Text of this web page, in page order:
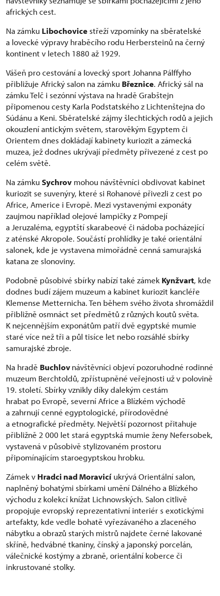
afrických cest.
Na zámku Libochovice střeží vzpomínky na sběratelské
a lovecké výpravy hraběcího rodu Herbersteinů na černý
kontinent v letech 1880 až 1929.
Vášeň pro cestování a lovecký sport Johanna Pálffyho
přibližuje Africký salon na zámku Březnice. Africký sál na
zámku Telč i sezónní výstava na hradě Grabštejn
připomenou cesty Karla Podstatského z Lichtenštejna do
Súdánu a Keni. Sběratelské zájmy šlechtických rodů a jejich
okouzlení antickým světem, starověkým Egyptem či
Orientem dnes dokládají kabinety kuriozit a zámecká
muzea, jež dodnes ukrývají předměty přivezené z cest po
celém světě.
Na zámkuSychrov mohou návštěvníci obdivovat kabinet
kuriozit se suvenýry, které si Rohanové přivezli z cest po
Africe, Americe i Evropě. Mezi vystavenými exponáty
zaujmou například olejové lampičky z Pompejí
a Jeruzaléma, egyptští skarabeové či nádoba pocházející
z aténské Akropole. Součástí prohlídky je také orientální
salonek, kde je vystavena mimořádně cenná samurajská
katana ze slonoviny.
Podobně působivé sbírky nabízí také zámek Kynžvart, kde
dodnes budí zájem muzeum a kabinet kuriozit kancléře
Klemense Metternicha. Ten během svého života shromáždil
přibližně osmnáct set předmětů z různých koutů světa.
K nejcennějším exponátům patří dvě egyptské mumie
staré více než tři a půl tisíce let nebo rozsáhlé sbírky
samurajské zbroje.
Na hradě Buchlovnávštěvníci objeví pozoruhodné rodinné
muzeum Berchtoldů, zpřístupněné veřejnosti už v polovině
19. století. Sbírky vznikly díky dalekým cestám
hrabat po Evropě, severní Africe a Blízkém východě
a zahrnují cenné egyptologické, přírodovědné
a etnografické předměty. Největší pozornost přitahuje
přibližně 2 000 let stará egyptská mumie ženy Nefersobek,
vystavená v působivě stylizovaném prostoru
připomínajícím staroegyptskou hrobku.
Zámek v Hradci nad Moravicí ukrývá Orientální salon,
naplněný bohatými sbírkami umění Dálného a Blízkého
východu z kolekcí knížat Lichnowských. Salon citlivě
propojuje evropský reprezentativní interiér s exotickými
artefakty, kde vedle bohatě vyřezávaného a zlaceného
nábytku a obrazů starých mistrů najdete černé lakované
skříně, hedvábné tkaniny, čínský a japonský porcelán,
válečnické kostýmy a zbraně, orientální koberce či
inkrustované stolky.